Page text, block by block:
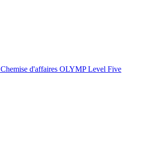
Chemise d'affaires OLYMP Level Five